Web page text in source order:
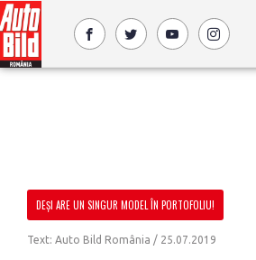
DEȘI ARE UN SINGUR MODEL ÎN PORTOFOLIU!
Text: Auto Bild România / 25.07.2019